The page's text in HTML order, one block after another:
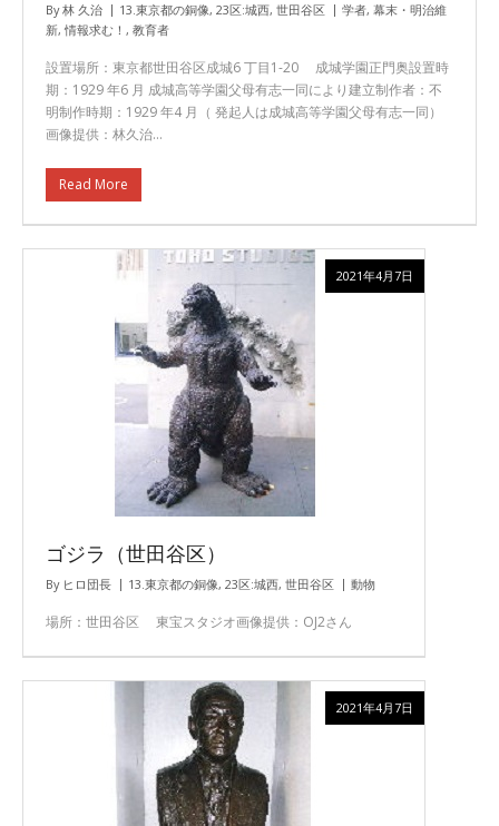
By林 久治 13.東京都の銅像, 23区:城西, 世田谷区 学者, 幕末・明治維
新,情報求む！ , 教育者
設置場所：東京都世田谷区成城6 丁目1-20 成城学園正門奥設置時
期：1929 年6 月 成城高等学園父母有志一同により建立制作者：不
明制作時期：1929 年4 月（ 発起人は成城高等学園父母有志一同）
画像提供：林久治…
Read More
ゴジラ（世田谷区）
By ヒロ団長 13.東京都の銅像, 23区:城西, 世田谷区 動物
場所：世田谷区 東宝スタジオ画像提供：OJ2さん
2021年4月7日
2021年4月7日